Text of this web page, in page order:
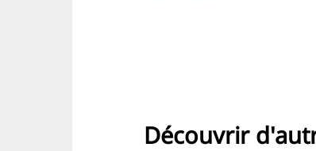
Découvrir